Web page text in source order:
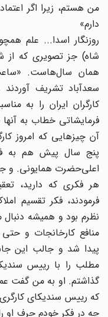
دارم»
روزنگار اسدا... علم
شاه) جز تصویری که از
سعدآباد تشریف آوردند
کارگران ایران را به
فرمایشاتی خطاب به آنها
آن چیزهایی که امروز
پنج سال پیش هم به
اعلی‌حضرت همایونی. و
هر فکری که دارید،
فرمودند، فکر تقسیم
نظرم بود و همیشه دنبال
پیدا شد و جالب این
مطلب را با رییس
گذاشتم. او به من گفت
که رییس سندیکای
چه در فکر خودم حرف او را